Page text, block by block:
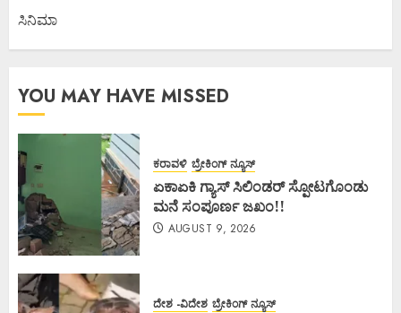
ಸಿನಿಮಾ
YOU MAY HAVE MISSED
ಕರಾವಳಿ ಬ್ರೇಕಿಂಗ್ ನ್ಯೂಸ್
ಏಕಾಏಕಿ ಗ್ಯಾಸ್ ಸಿಲಿಂಡರ್ ಸ್ಪೋಟಗೊಂಡು
ಮನೆ ಸಂಪೂರ್ಣ ಜಖಂ!!
AUGUST 9, 2026
ದೇಶ -ವಿದೇಶ ಬ್ರೇಕಿಂಗ್ ನ್ಯೂಸ್